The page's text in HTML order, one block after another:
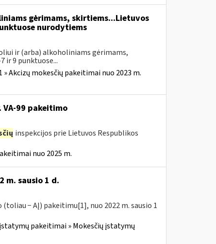
gėrimams, skirtiems...Lietuvos
nurodytiems
ir (arba) alkoholiniams gėrimams,
ir 9 punktuose...
» Akcizų mokesčių pakeitimai nuo 2023 m.
VA-99 pakeitimo
inspekcijos prie Lietuvos Respublikos
nuo 2025 m.
m. sausio 1 d.
− AĮ) pakeitimu[1], nuo 2022 m. sausio 1
pakeitimai » Mokesčių įstatymų